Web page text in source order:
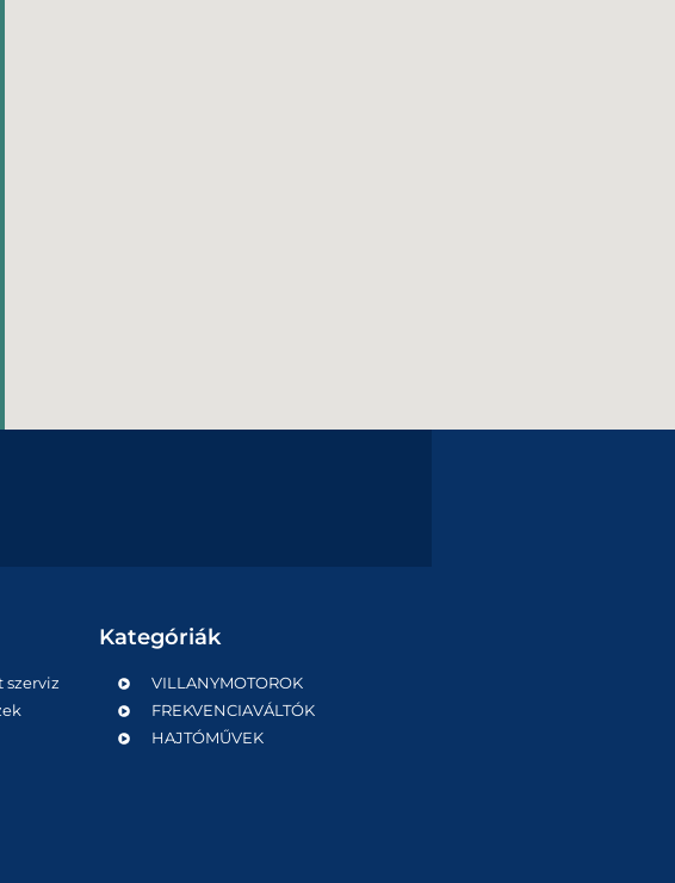
szerviz
Kategóriák
VILLANYMOTOROK
FREKVENCIAVÁLTÓK
HAJTÓMŰVEK